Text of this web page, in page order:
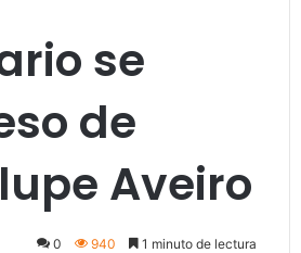
se
de
Aveiro
0 940 1 minuto de lectura